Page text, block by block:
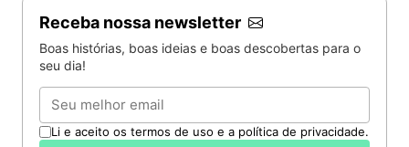
Receba nossa newsletter
Boas histórias, boas ideias e boas descobertas para o
seu dia!
Email
Li e aceito os termos de uso e a política de privacidade.